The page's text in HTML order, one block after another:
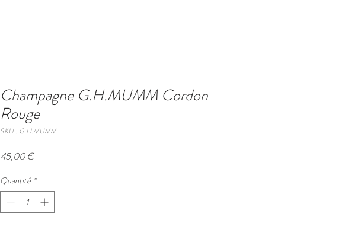
Champagne G.H.MUMM Cordon
Rouge
SKU : G.H.MUMM
45,00 €Prix
Quantité *